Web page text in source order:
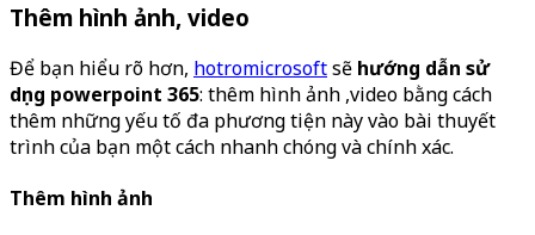
Thêm hình ảnh, video
Để bạn hiểu rõ hơn, hotromicrosoftsẽ hướng dẫn sử
dụng powerpoint 365: thêm hình ảnh ,video bằng cách
thêm những yếu tố đa phương tiện này vào bài thuyết
trình của bạn một cách nhanh chóng và chính xác.
Thêm hình ảnh